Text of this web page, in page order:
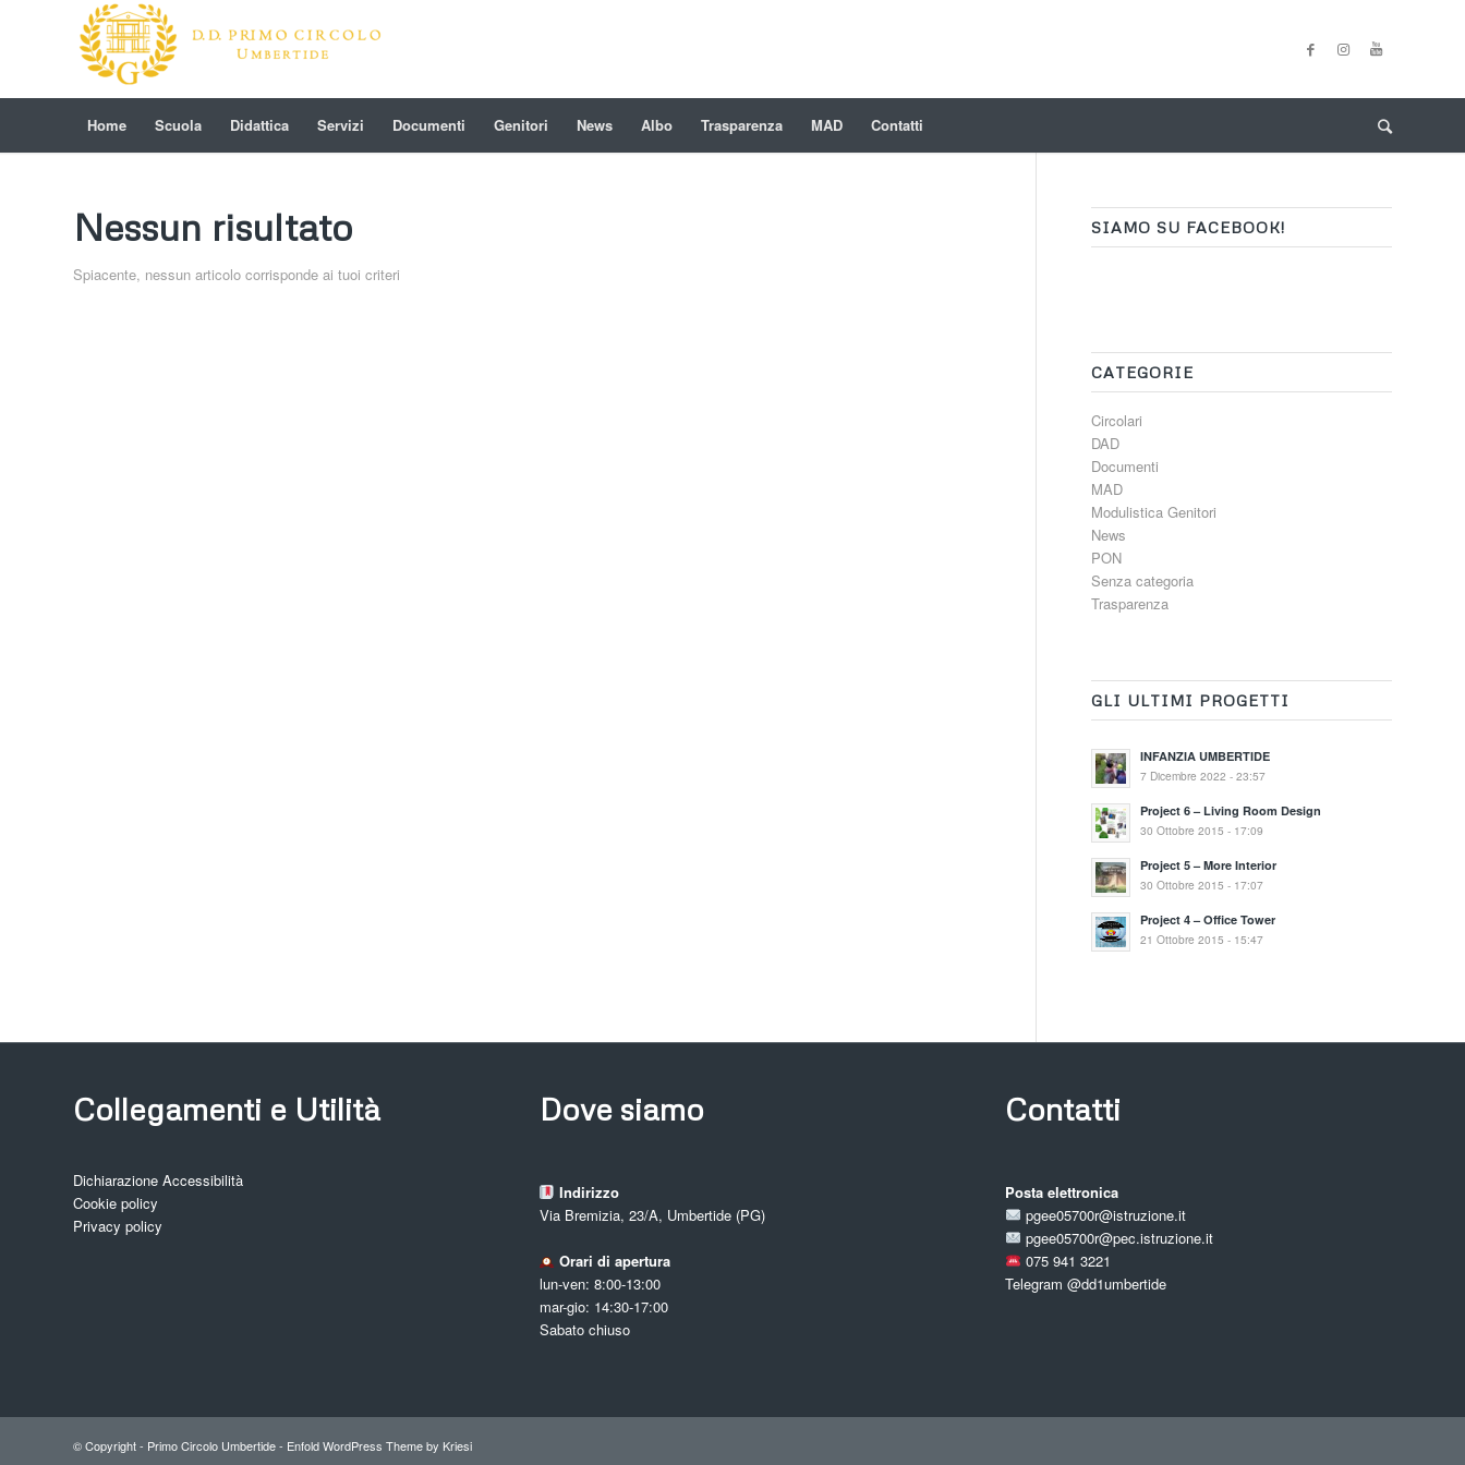
Home Scuola Didattica Servizi Documenti Genitori News Albo Trasparenza MAD Contatti
Nessun risultato
Spiacente, nessun articolo corrisponde ai tuoi criteri
SIAMO SU FACEBOOK!
CATEGORIE
Circolari
DAD
Documenti
MAD
Modulistica Genitori
News
PON
Senza categoria
Trasparenza
GLI ULTIMI PROGETTI
INFANZIA UMBERTIDE
7 Dicembre 2022 - 23:57
Project 6 – Living Room Design
30 Ottobre 2015 - 17:09
Project 5 – More Interior
30 Ottobre 2015 - 17:07
Project 4 – Office Tower
21 Ottobre 2015 - 15:47
Collegamenti e Utilità
Dichiarazione Accessibilità
Cookie policy
Privacy policy
Dove siamo
Indirizzo
Via Bremizia, 23/A, Umbertide (PG)
Orari di apertura
lun-ven: 8:00-13:00
mar-gio: 14:30-17:00
Sabato chiuso
Contatti
Posta elettronica
pgee05700r@istruzione.it
pgee05700r@pec.istruzione.it
075 941 3221
Telegram@dd1umbertide
© Copyright - Primo Circolo Umbertide- Enfold WordPress Theme by Kriesi